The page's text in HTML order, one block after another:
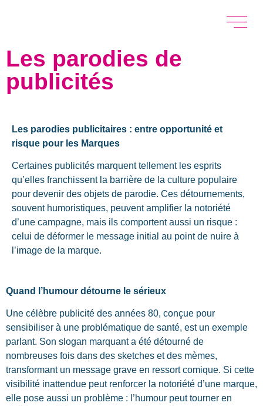
Les parodies de
publicités
Les parodies publicitaires : entre opportunité et
risque pour les Marques
Certaines publicités marquent tellement les esprits
qu’elles franchissent la barrière de la culture populaire
pour devenir des objets de parodie. Ces détournements,
souvent humoristiques, peuvent amplifier la notoriété
d’une campagne, mais ils comportent aussi un risque :
celui de déformer le message initial au point de nuire à
l’image de la marque.
Quand l’humour détourne le sérieux
Une célèbre publicité des années 80, conçue pour
sensibiliser à une problématique de santé, est un exemple
parlant. Son slogan marquant a été détourné de
nombreuses fois dans des sketches et des mèmes,
transformant un message grave en ressort comique. Si cette
visibilité inattendue peut renforcer la notoriété d’une marque,
elle pose aussi un problème : l’humour peut tourner en